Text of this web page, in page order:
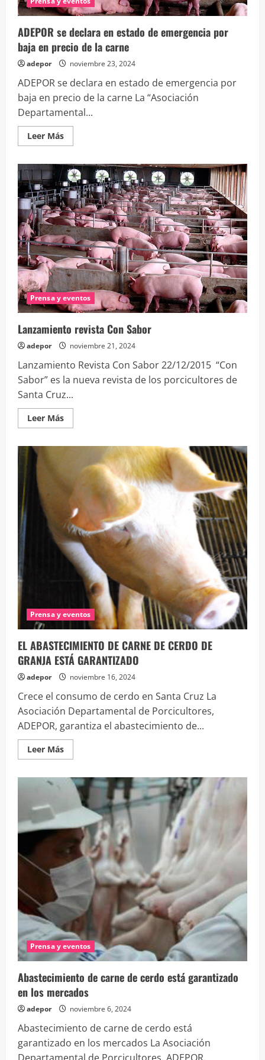
ADEPOR se declara en estado de emergencia por
baja en precio de la carne
adepor noviembre 23, 2024
ADEPOR se declara en estado de emergencia por
baja en precio de la carne La “Asociación
Departamental...
Leer MásLeer
más
ADEPOR
se
declara
en
estado
de
emergencia
por
baja
en
precio
de
la
carne
Prensa y eventos
Lanzamiento revista Con Sabor
adepor noviembre 21, 2024
Lanzamiento Revista Con Sabor 22/12/2015 “Con
Sabor” es la nueva revista de los porcicultores de
Santa Cruz...
Leer MásLeer
más
Lanzamiento
Sabor
Prensa y eventos
EL ABASTECIMIENTO DE CARNE DE CERDO DE
GRANJA ESTÁ GARANTIZADO
adepor noviembre 16, 2024
Crece el consumo de cerdo en Santa Cruz La
Asociación Departamental de Porcicultores,
ADEPOR, garantiza el abastecimiento de...
Leer MásLeer
más
EL
ABASTECIMIENTO
CARNE
DE
CERDO
DE
GRANJA
ESTÁ
GARANTIZADO
Prensa y eventos
Abastecimiento de carne de cerdo está garantizado
en los mercados
adepor noviembre 6, 2024
Abastecimiento de carne de cerdo está
garantizado en los mercados La Asociación